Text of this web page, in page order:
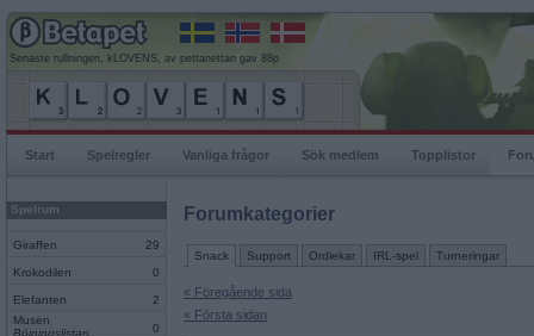
Senaste rullningen, kLOVENS, av pettanettan gav 88p
Start Spelregler Vanliga frågor Sök medlem Topplistor
Spelrum
Giraffen 29
Krokodilen 0
Elefanten
2
Musen
Böjningslistan
0
Forumkategorier
Snack Support Ordlekar IRL-spel Turneringar
« Föregående sida
« Första sidan